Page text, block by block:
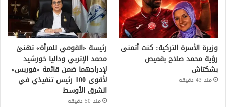
وزيرة الأسرة التركية: كنت أتمنى
رؤية محمد صلاح بقميص
بشكتاش
منذ 43 دقيقة
رئيسة «القومي للمرأة» تهنئ
محمد الإتربي وداليا خورشيد
لإدراجهما ضمن قائمة «فوربس»
لأقوى 100 رئيس تنفيذي في
الشرق الأوسط
منذ 50 دقيقة